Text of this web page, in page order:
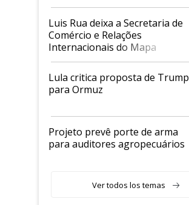
Luis Rua deixa a Secretaria de
Comércio e Relações
Internacionais do Mapa
Lula critica proposta de Trump
para Ormuz
Projeto prevê porte de arma
para auditores agropecuários
Ver todos los temas